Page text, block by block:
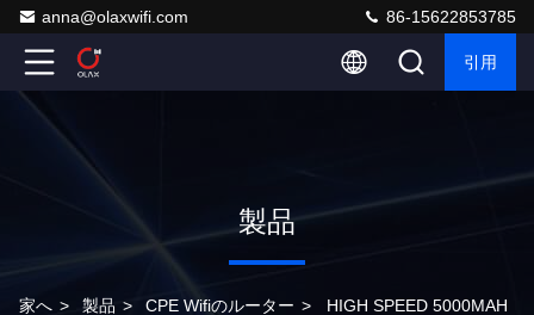
anna@olaxwifi.com 86-15622853785
引用
製品
家へ > 製品 > CPE Wifiのルーター > HIGH SPEED 5000MAH